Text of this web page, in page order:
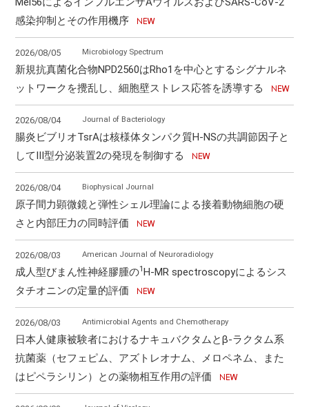
感染抑制とその作用機序
2026/08/05 Microbiology Spectrum
新規抗真菌化合物NPD2560はRho1を中心とするシグナルネ
ットワークを攪乱し、細胞壁ストレス応答を誘導する
2026/08/04 Journal of Bacteriology
腸炎ビブリオTsrAは核様体タンパク質H-NSの共調節因子と
してⅢ型分泌装置2の発現を制御する
2026/08/04 Biophysical Journal
原子間力顕微鏡と弾性シェル理論による接着動物細胞の硬
さと内部圧力の同時評価
2026/08/03 American Journal of Neuroradiology
成人型びまん性神経膠腫の1H-MR spectroscopyによるシス
タチオニンの定量的評価
2026/08/03 Antimicrobial Agents and Chemotherapy
日本人健康被験者におけるナキュバクタムとβ-ラクタム系
抗菌薬（セフェピム、アズトレオナム、メロペネム、また
はピペラシリン）との薬物相互作用の評価